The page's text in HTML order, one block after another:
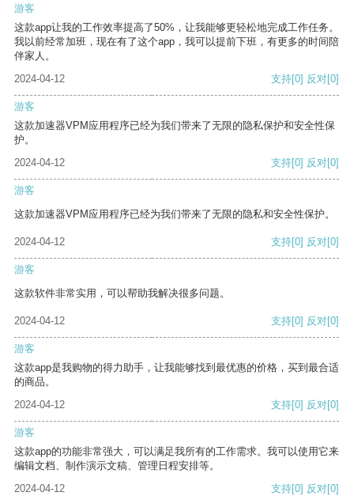
游客
这款app让我的工作效率提高了50%，让我能够更轻松地完成工作任务。
我以前经常加班，现在有了这个app，我可以提前下班，有更多的时间陪
伴家人。
2024-04-12
支持[0] 反对[0]
游客
这款加速器VPM应用程序已经为我们带来了无限的隐私保护和安全性保
护。
2024-04-12
支持[0] 反对[0]
游客
这款加速器VPM应用程序已经为我们带来了无限的隐私和安全性保护。
2024-04-12 支持[0] 反对[0]
游客
这款软件非常实用，可以帮助我解决很多问题。
2024-04-12 支持[0] 反对[0]
游客
这款app是我购物的得力助手，让我能够找到最优惠的价格，买到最合适
的商品。
2024-04-12
支持[0] 反对[0]
游客
这款app的功能非常强大，可以满足我所有的工作需求。我可以使用它来
编辑文档、制作演示文稿、管理日程安排等。
2024-04-12
支持[0] 反对[0]